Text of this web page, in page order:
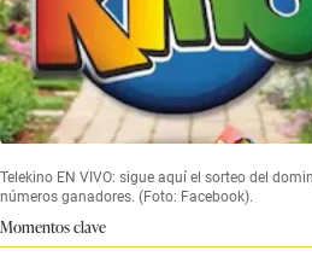
Telekino EN VIVO: sigue aquí el sorteo del
números ganadores. (Foto: Facebook).
Momentos clave